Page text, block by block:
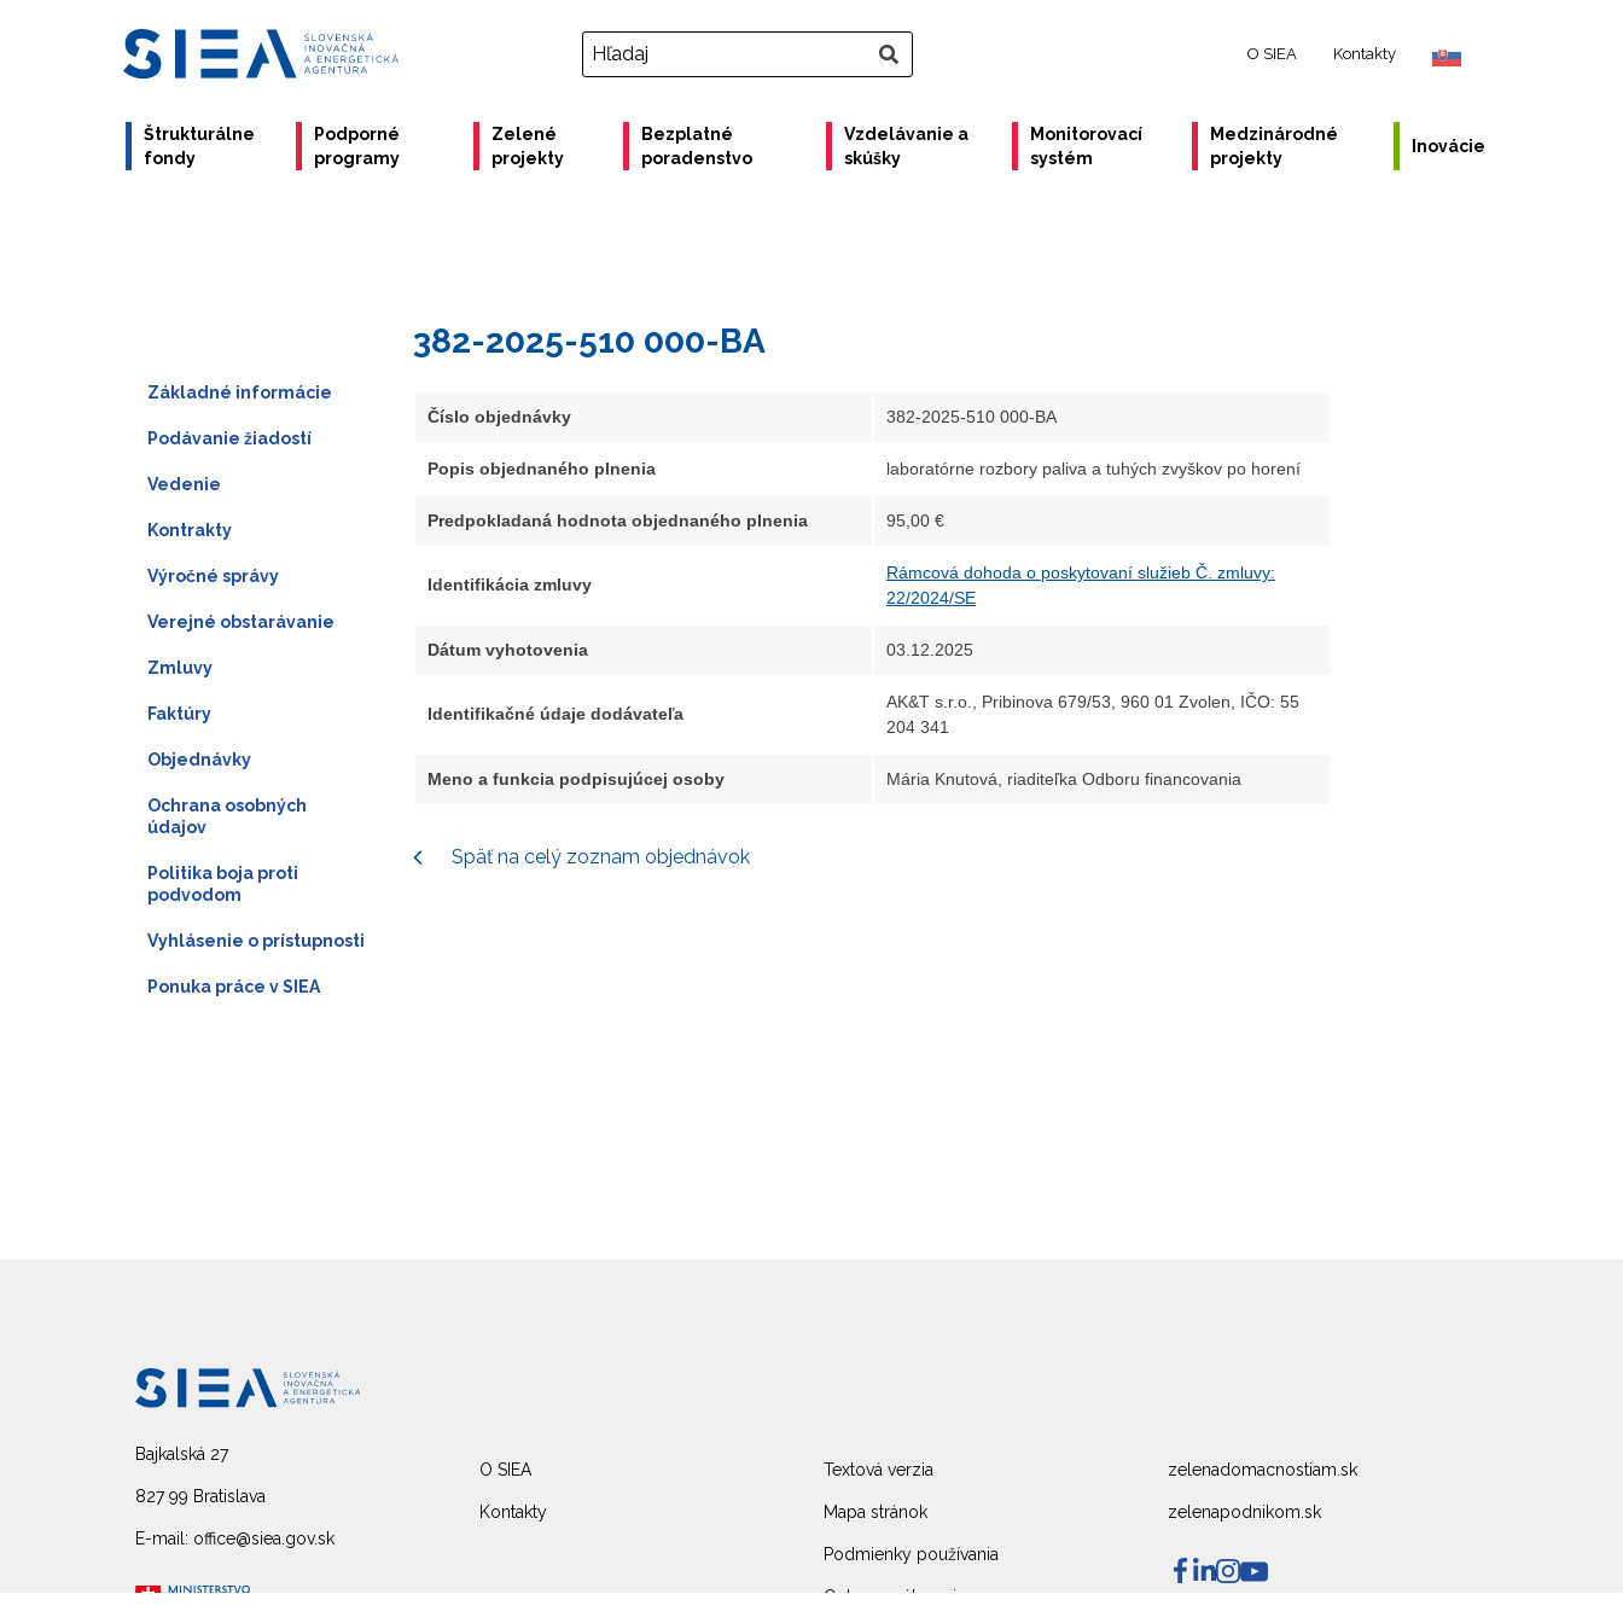
O SIEA Kontakty
Štrukturálne
fondy
Podporné
programy
Zelené
projekty
Bezplatné
poradenstvo
Vzdelávanie a
skúšky
Monitorovací
systém
Medzinárodné
projekty
Inovácie
382-2025-510 000-BA
Číslo objednávky 382-2025-510 000-BA
Popis objednaného plnenia laboratórne rozbory paliva a tuhých zvyškov po horení
Predpokladaná hodnota objednaného plnenia 95,00 €
Identifikácia zmluvy
Rámcová dohoda o poskytovaní služieb Č. zmluvy:
22/2024/SE
Dátum vyhotovenia 03.12.2025
Identifikačné údaje dodávateľa
AK&T s.r.o., Pribinova 679/53, 960 01 Zvolen, IČO: 55
204 341
Meno a funkcia podpisujúcej osoby Mária Knutová, riaditeľka Odboru financovania
Späť na celý zoznam objednávok
Základné informácie
Podávanie žiadostí
Vedenie
Kontrakty
Výročné správy
Verejné obstarávanie
Zmluvy
Faktúry
Objednávky
Ochrana osobných
údajov
Politika boja proti
podvodom
Vyhlásenie o prístupnosti
Ponuka práce v SIEA
Bajkalská 27
827 99 Bratislava
E-mail: office@siea.gov.sk
O SIEA
Kontakty
Textová verzia
Mapa stránok
Podmienky používania
Ochrana súkromia
zelenadomacnostiam.sk
zelenapodnikom.sk